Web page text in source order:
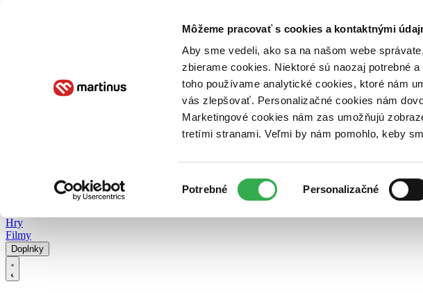
Môžeme pracovať s cookies a kontaktnými
Aby sme vedeli, ako sa na našom webe
zbierame cookies. Niektoré sú naozaj potrebné
toho používame analytické cookies, ktoré nám
vás zlepšovať. Personalizačné cookies nám
Marketingové cookies nám zas umožňujú
tretími stranami. Veľmi by nám pomohlo, keby
súhlasu
Potrebné Personalizačné
Poukážky Kontakt
Hry
Filmy
Doplnky